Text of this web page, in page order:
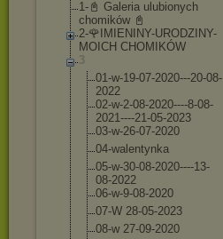
1-📓 Galeria ulubionych
chomików 📓
2-🌹IMIENINY-URODZINY-
MOICH CHOMIKÓW
3
01-w-19-07-2020---20-08-
2022
02-w-2-08-2020----8-08-
2021----21-05-2023
03-w-26-07-2020
04-walentynka
05-w-30-08-2020----13-
08-2022
06-w-9-08-2020
07-W 28-05-2023
08-w 27-09-2020